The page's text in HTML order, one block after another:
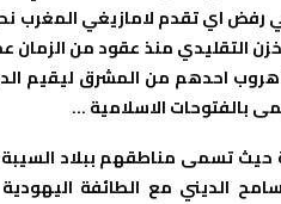
رفض اي تقدم لامازيغي المغرب
التقليدي منذ عقود من
هروب احدهم من المشرق ليقيم
بالفتوحات الاسلامية …
حيث تسمى مناطقهم ببلاد
الديني مع الطائفة